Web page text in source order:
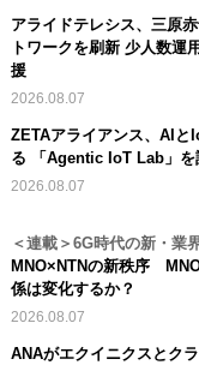
アライドテレシス、三原
トワークを刷新 少人数運
援
2026.08.07
ZETAアライアンス、AIと
る 「Agentic IoT Lab」を
2026.08.07
＜連載＞6G時代の新・業
MNO×NTNの新秩序
係は変化するか？
2026.08.07
ANAがエクイニクスとクラ